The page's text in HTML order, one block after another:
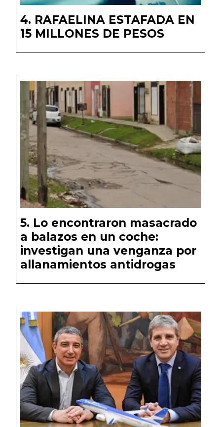
RAFAELINA ESTAFADA EN
15 MILLONES DE PESOS
Lo encontraron masacrado
a balazos en un coche:
investigan una venganza por
allanamientos antidrogas